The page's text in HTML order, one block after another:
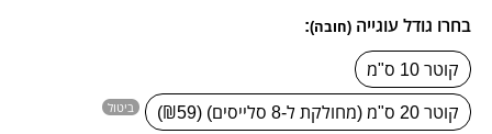
בחרו גודל עוגייה (חובה):
קוטר 10 ס"מ
קוטר 20 ס"מ (מחולקת ל-8 סלייסים) (₪59)
ביטול